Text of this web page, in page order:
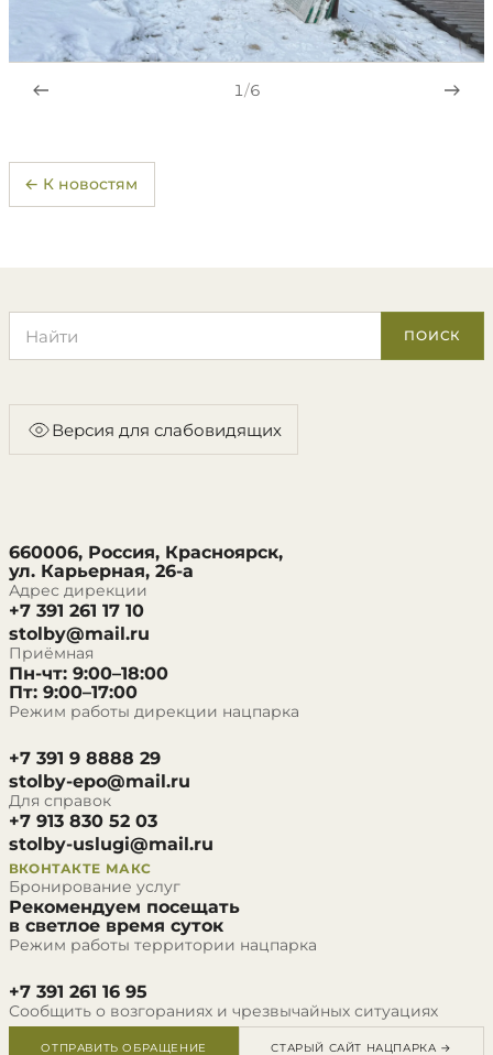
1/6
← К новостям
ПОИСК
Версия для слабовидящих
660006, Россия, Красноярск,
ул. Карьерная, 26-а
Адрес дирекции
+7 391 261 17 10
stolby@mail.ru
Приёмная
Пн-чт: 9:00–18:00
Пт: 9:00–17:00
Режим работы дирекции нацпарка
+7 391 9 8888 29
stolby-epo@mail.ru
Для справок
+7 913 830 52 03
stolby-uslugi@mail.ru
ВКОНТАКТЕ МАКС
Бронирование услуг
Рекомендуем посещать
в светлое время суток
Режим работы территории нацпарка
+7 391 261 16 95
Сообщить о возгораниях и чрезвычайных ситуациях
ОТПРАВИТЬ ОБРАЩЕНИЕ СТАРЫЙ САЙТ НАЦПАРКА →